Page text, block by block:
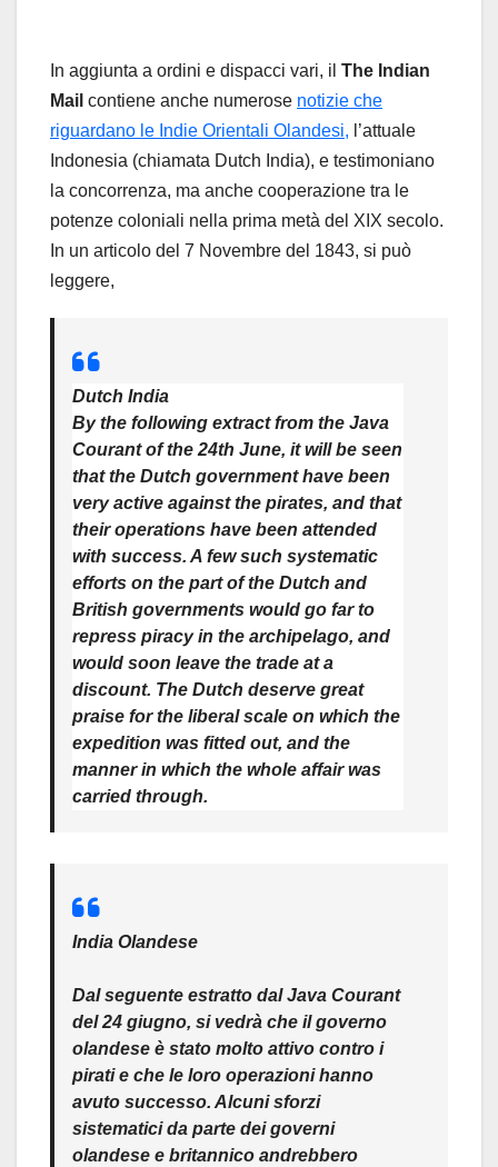
In aggiunta a ordini e dispacci vari, il The Indian
Mail contiene anche numerose notizie che
riguardano le Indie Orientali Olandesi, l’attuale
Indonesia (chiamata Dutch India), e testimoniano
la concorrenza, ma anche cooperazione tra le
potenze coloniali nella prima metà del XIX secolo.
In un articolo del 7 Novembre del 1843, si può
leggere,
Dutch India
By the following extract from the Java
Courant of the 24th June, it will be seen
that the Dutch government have been
very active against the pirates, and that
their operations have been attended
with success. A few such systematic
efforts on the part of the Dutch and
British governments would go far to
repress piracy in the archipelago, and
would soon leave the trade at a
discount. The Dutch deserve great
praise for the liberal scale on which the
expedition was fitted out, and the
manner in which the whole affair was
carried through.
India Olandese
Dal seguente estratto dalJava Courant
del 24 giugno, si vedrà che il governo
olandese è stato molto attivo contro i
pirati e che le loro operazioni hanno
avuto successo. Alcuni sforzi
sistematici da parte dei governi
olandese e britannico andrebbero